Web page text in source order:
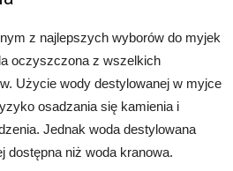
z najlepszych wyborów do myjek
oczyszczona z wszelkich
Użycie wody destylowanej w myjce
osadzania się kamienia i
Jednak woda destylowana
dostępna niż woda kranowa.